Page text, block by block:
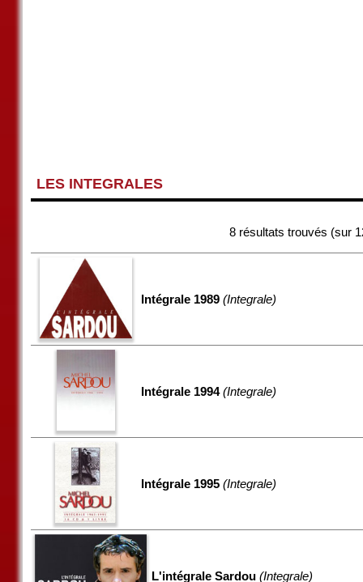
LES INTEGRALES
8 résultats trouvés (sur
Intégrale 1989 (Integrale)
Intégrale 1994 (Integrale)
Intégrale 1995 (Integrale)
L'intégrale Sardou (Integrale)